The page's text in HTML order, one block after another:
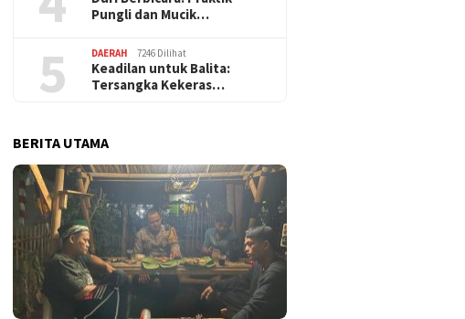
Pungli dan Mucik…
5 DAERAH 7246 Dilihat
Keadilan untuk Balita:
Tersangka Kekeras…
BERITA UTAMA